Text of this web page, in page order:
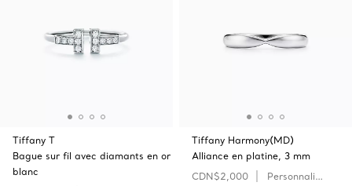
Tiffany T
Bague sur fil avec diamants en or
blanc
Tiffany Harmony(MD)
Alliance en platine, 3 mm
CDN$2,000
Personnaliser